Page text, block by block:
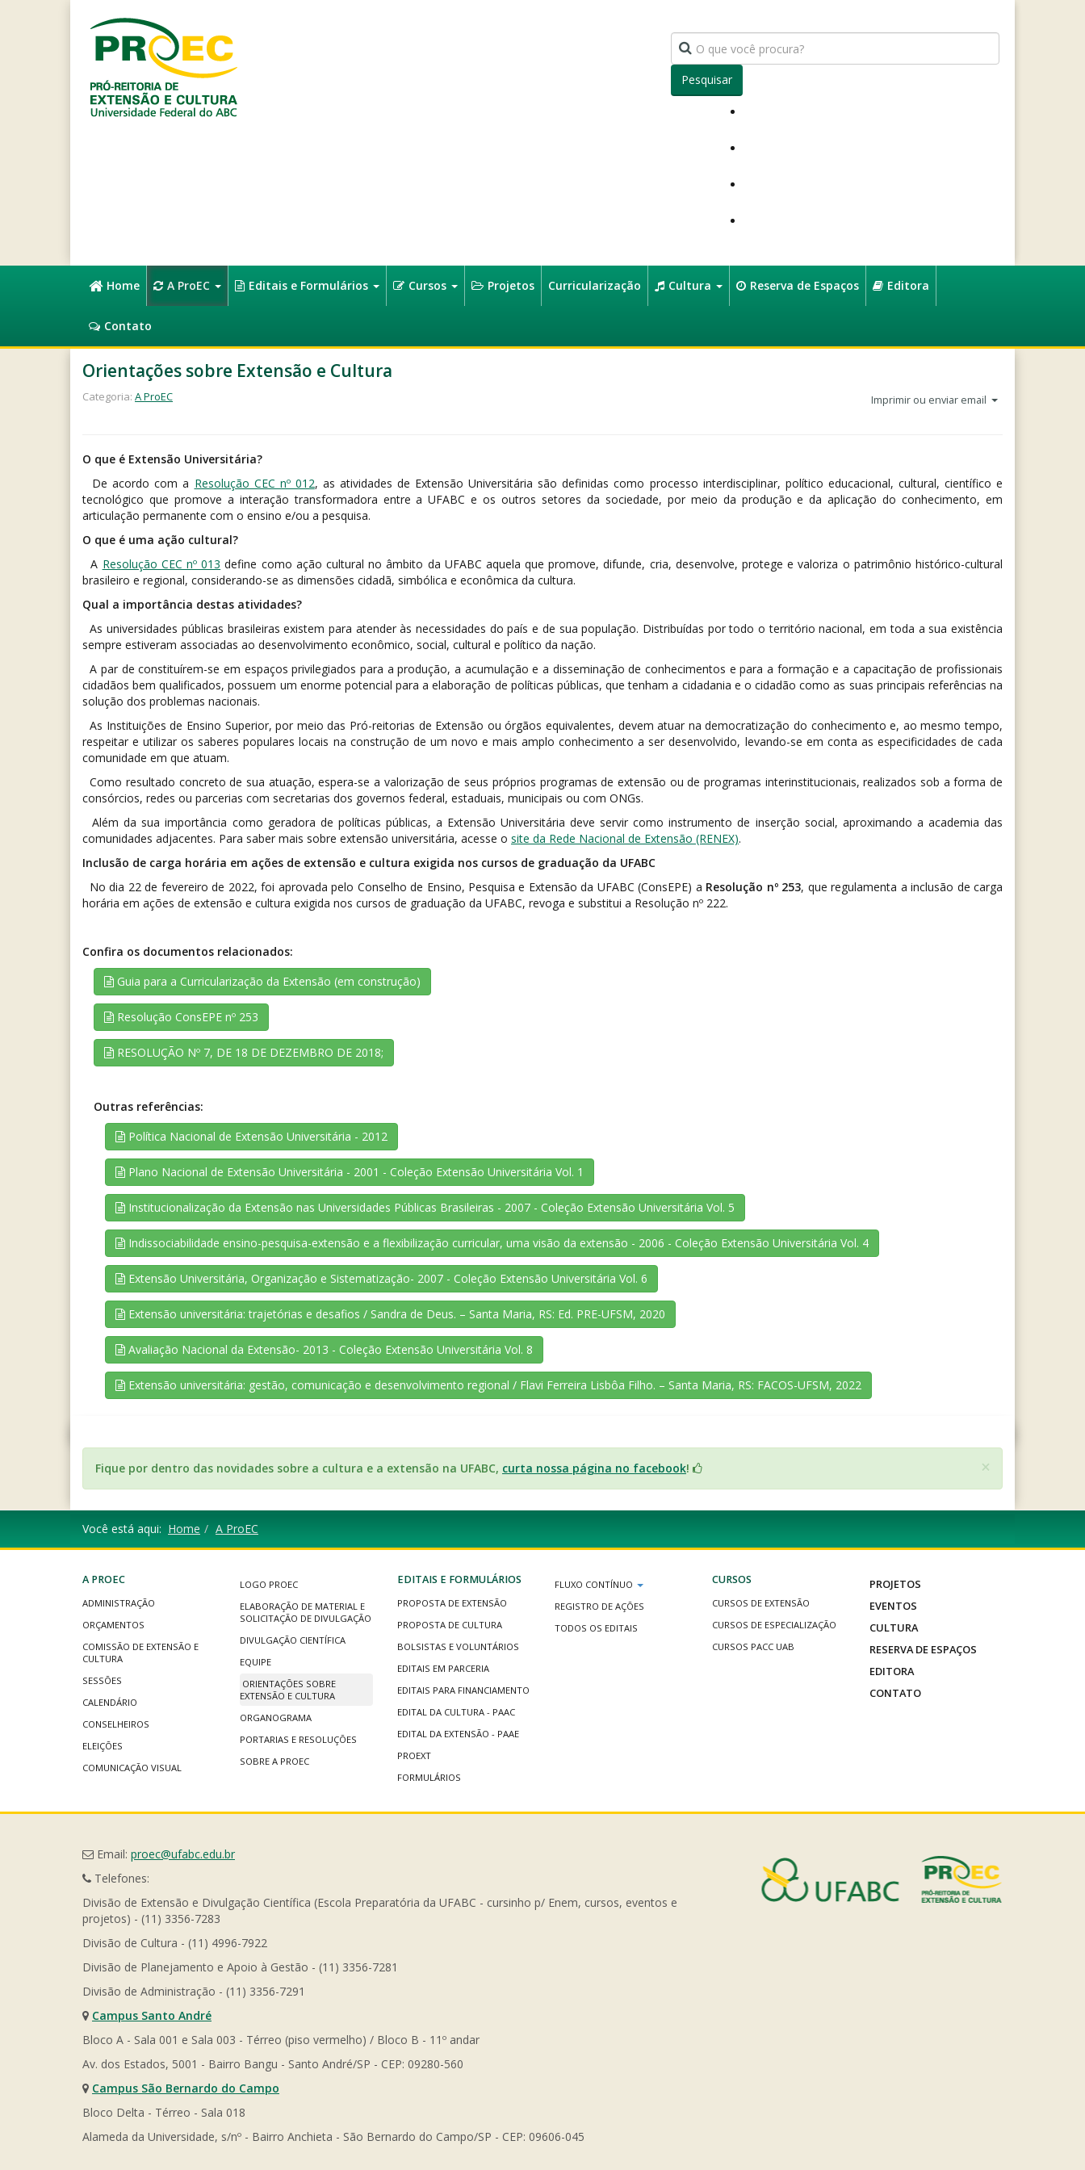
Pesquisar
Home A ProEC Editais e Formulários Cursos Projetos Curricularização Cultura Reserva de Espaços Editora
Contato
Orientações sobre Extensão e Cultura
Imprimir ou enviar email
Categoria: A ProEC
O que é Extensão Universitária?
De acordo com a Resolução CEC nº 012, as atividades de Extensão Universitária são definidas como processo interdisciplinar, político educacional, cultural, científico e
tecnológico que promove a interação transformadora entre a UFABC e os outros setores da sociedade, por meio da produção e da aplicação do conhecimento, em
articulação permanente com o ensino e/ou a pesquisa.
O que é uma ação cultural?
A Resolução CEC nº 013 define como ação cultural no âmbito da UFABC aquela que promove, difunde, cria, desenvolve, protege e valoriza o patrimônio histórico-cultural
brasileiro e regional, considerando-se as dimensões cidadã, simbólica e econômica da cultura.
Qual a importância destas atividades?
As universidades públicas brasileiras existem para atender às necessidades do país e de sua população. Distribuídas por todo o território nacional, em toda a sua existência
sempre estiveram associadas ao desenvolvimento econômico, social, cultural e político da nação.
A par de constituírem-se em espaços privilegiados para a produção, a acumulação e a disseminação de conhecimentos e para a formação e a capacitação de profissionais
cidadãos bem qualificados, possuem um enorme potencial para a elaboração de políticas públicas, que tenham a cidadania e o cidadão como as suas principais referências na
solução dos problemas nacionais.
As Instituições de Ensino Superior, por meio das Pró-reitorias de Extensão ou órgãos equivalentes, devem atuar na democratização do conhecimento e, ao mesmo tempo,
respeitar e utilizar os saberes populares locais na construção de um novo e mais amplo conhecimento a ser desenvolvido, levando-se em conta as especificidades de cada
comunidade em que atuam.
Como resultado concreto de sua atuação, espera-se a valorização de seus próprios programas de extensão ou de programas interinstitucionais, realizados sob a forma de
consórcios, redes ou parcerias com secretarias dos governos federal, estaduais, municipais ou com ONGs.
Além da sua importância como geradora de políticas públicas, a Extensão Universitária deve servir como instrumento de inserção social, aproximando a academia das
comunidades adjacentes. Para saber mais sobre extensão universitária, acesse o site da Rede Nacional de Extensão (RENEX).
Inclusão de carga horária em ações de extensão e cultura exigida nos cursos de graduação da UFABC
No dia 22 de fevereiro de 2022, foi aprovada pelo Conselho de Ensino, Pesquisa e Extensão da UFABC (ConsEPE) a Resolução nº 253, que regulamenta a inclusão de carga
horária em ações de extensão e cultura exigida nos cursos de graduação da UFABC, revoga e substitui a Resolução nº 222.
Confira os documentos relacionados:
Guia para a Curricularização da Extensão (em construção)
Resolução ConsEPE nº 253
RESOLUÇÃO Nº 7, DE 18 DE DEZEMBRO DE 2018;
Outras referências:
Política Nacional de Extensão Universitária - 2012
Plano Nacional de Extensão Universitária - 2001 - Coleção Extensão Universitária Vol. 1
Institucionalização da Extensão nas Universidades Públicas Brasileiras - 2007 - Coleção Extensão Universitária Vol. 5
Indissociabilidade ensino-pesquisa-extensão e a flexibilização curricular, uma visão da extensão - 2006 - Coleção Extensão Universitária Vol. 4
Extensão Universitária, Organização e Sistematização- 2007 - Coleção Extensão Universitária Vol. 6
Extensão universitária: trajetórias e desafios / Sandra de Deus. – Santa Maria, RS: Ed. PRE-UFSM, 2020
Avaliação Nacional da Extensão- 2013 - Coleção Extensão Universitária Vol. 8
Extensão universitária: gestão, comunicação e desenvolvimento regional / Flavi Ferreira Lisbôa Filho. – Santa Maria, RS: FACOS-UFSM, 2022
×
Fique por dentro das novidades sobre a cultura e a extensão na UFABC, curta nossa página no facebook!
Você está aqui: Home A ProEC
A PROEC
ADMINISTRAÇÃO
ORÇAMENTOS
COMISSÃO DE EXTENSÃO E
CULTURA
SESSÕES
CALENDÁRIO
CONSELHEIROS
ELEIÇÕES
COMUNICAÇÃO VISUAL
LOGO PROEC
ELABORAÇÃO DE MATERIAL E
SOLICITAÇÃO DE DIVULGAÇÃO
DIVULGAÇÃO CIENTÍFICA
EQUIPE
ORIENTAÇÕES SOBRE
EXTENSÃO E CULTURA
ORGANOGRAMA
PORTARIAS E RESOLUÇÕES
SOBRE A PROEC
EDITAIS E FORMULÁRIOS
PROPOSTA DE EXTENSÃO
PROPOSTA DE CULTURA
BOLSISTAS E VOLUNTÁRIOS
EDITAIS EM PARCERIA
EDITAIS PARA FINANCIAMENTO
EDITAL DA CULTURA - PAAC
EDITAL DA EXTENSÃO - PAAE
PROEXT
FORMULÁRIOS
FLUXO CONTÍNUO
REGISTRO DE AÇÕES
TODOS OS EDITAIS
CURSOS
CURSOS DE EXTENSÃO
CURSOS DE ESPECIALIZAÇÃO
CURSOS PACC UAB
PROJETOS
EVENTOS
CULTURA
RESERVA DE ESPAÇOS
EDITORA
CONTATO
Email: proec@ufabc.edu.br
Telefones:
Divisão de Extensão e Divulgação Científica (Escola Preparatória da UFABC - cursinho p/ Enem, cursos, eventos e
projetos) - (11) 3356-7283
Divisão de Cultura - (11) 4996-7922
Divisão de Planejamento e Apoio à Gestão - (11) 3356-7281
Divisão de Administração - (11) 3356-7291
Campus Santo André
Bloco A - Sala 001 e Sala 003 - Térreo (piso vermelho) / Bloco B - 11º andar
Av. dos Estados, 5001 - Bairro Bangu - Santo André/SP - CEP: 09280-560
Campus São Bernardo do Campo
Bloco Delta - Térreo - Sala 018
Alameda da Universidade, s/nº - Bairro Anchieta - São Bernardo do Campo/SP - CEP: 09606-045